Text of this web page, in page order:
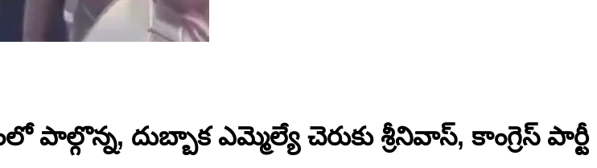
పాల్గొన్న, దుబ్బాక ఎమ్మెల్యే చెరుకు శ్రీనివాస్, కాంగ్రెస్ పార్టీ